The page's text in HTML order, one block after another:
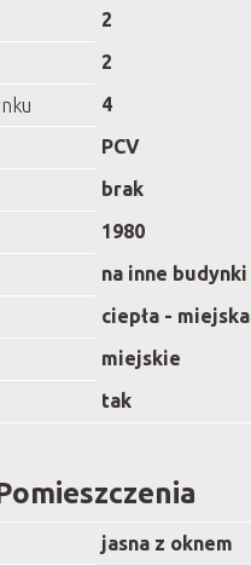
2
2
4
PCV
brak
1980
na inne budynki
ciepła - miejska
miejskie
tak
jasna z oknem